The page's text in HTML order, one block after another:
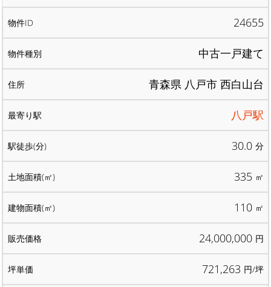
24655
中古一戸建て
青森県 八戸市 西白山台
八戸駅
30.0 分
335 ㎡
110 ㎡
24,000,000 円
721,263 円/坪